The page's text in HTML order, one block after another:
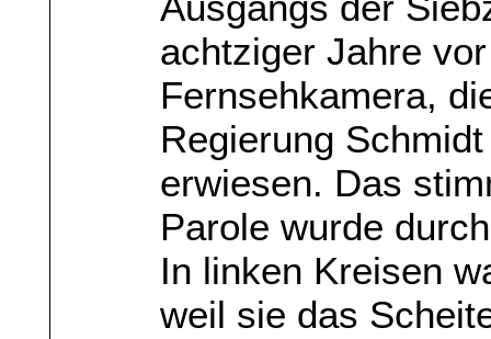
achtziger Jahre
Fernsehkamera,
Regierung
erwiesen. Das
Parole wurde
In linken Kreisen
weil sie das